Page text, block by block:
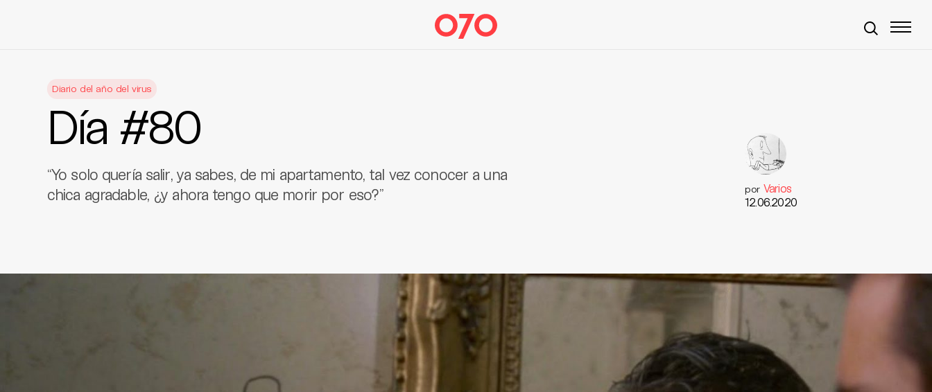
Diario del año del virus
Día #80
“Yo solo quería salir, ya sabes, de mi apartamento, tal vez conocer a una
chica agradable, ¿y ahora tengo que morir por eso?”
por Varios
12.06.2020